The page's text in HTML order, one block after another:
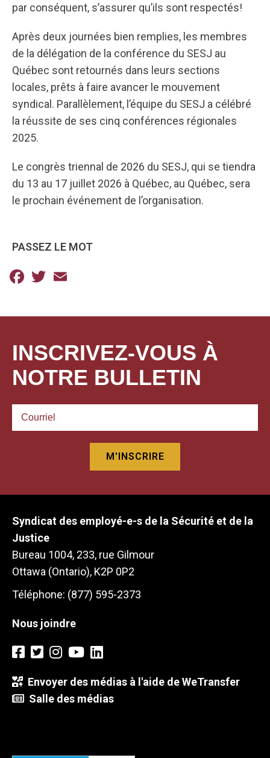
par conséquent, s’assurer qu’ils sont respectés!
Après deux journées bien remplies, les membres
de la délégation de la conférence du SESJ au
Québec sont retournés dans leurs sections
locales, prêts à faire avancer le mouvement
syndical. Parallèlement, l’équipe du SESJ a célébré
la réussite de ses cinq conférences régionales
2025.
Le congrès triennal de 2026 du SESJ, qui se tiendra
du 13 au 17 juillet 2026 à Québec, au Québec, sera
le prochain événement de l’organisation.
PASSEZ LE MOT
Facebook
Twitter
INSCRIVEZ-VOUS À
NOTRE BULLETIN
Syndicat des employé-e-s de la Sécurité et de la
Justice
Bureau 1004, 233, rue Gilmour
Ottawa (Ontario), K2P 0P2
Téléphone: (877) 595-2373
Nous joindre
Envoyer des médias à l'aide de WeTransfer
Salle des médias